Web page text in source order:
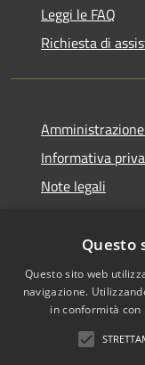
Leggi le FAQ
Richiesta di
Informativa
Note legali
Accessibilità
Questo
Questo sito web
navigazione.
in conformità con